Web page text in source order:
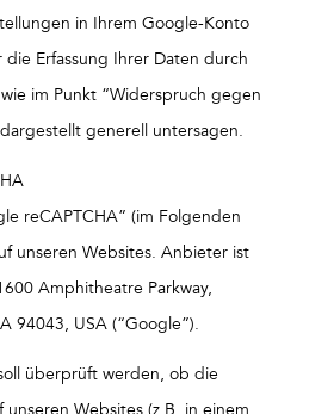
in Ihrem Google-Konto
Erfassung Ihrer Daten durch
im Punkt “Widerspruch gegen
generell untersagen.
reCAPTCHA” (im Folgenden
unseren Websites. Anbieter ist
Amphitheatre Parkway,
94043, USA (“Google”).
überprüft werden, ob die